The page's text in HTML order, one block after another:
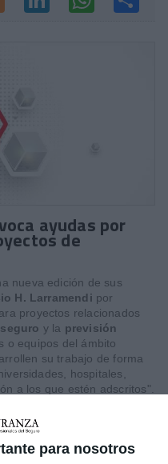
para nosotros
ayudas por
de
nueva edición de sus
H. Larramendi por
proyectos relacionados
y la previsión
o equipos del ámbito
su trabajo de forma
hospitales,
a los que estén adscritos".
proyectos de
dotadas
como máximo. "Los